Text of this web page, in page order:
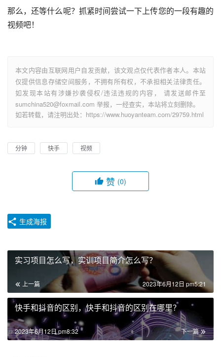
那么，还等什么呢？抓紧时间尝试一下上传您的一段有趣的
视频吧！
本文内容由互联网用户自发贡献，该文观点仅代表作者本人。本站
仅提供信息存储空间服务，不拥有所有权，不承担相关法律责任。
如发现本站有涉嫌抄袭侵权/违法违规的内容， 请发送邮件至
sumchina520@foxmail.com 举报，一经查实，本站将立刻删除。
如若转载，请注明出处：https://www.huoyanteam.com/29759.html
分钟 快手 视频
赞 (0)
生成海报
实习项目怎么写，实训项目简介怎么写？
上一篇 2023年6月12日 pm5:21
快手和抖音的区别，快手和抖音的区别在哪里？
下一篇
2023年6月12日 pm8:32